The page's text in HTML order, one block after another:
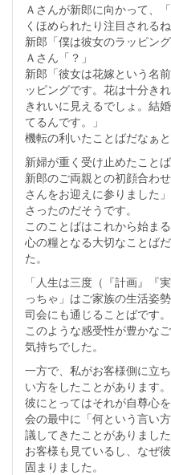
Ａさんが新郎に向かって、
くほめられたり注目されるね
新郎「僕は彼女のラッピング
Ａさん「？」
新郎「彼女は花嫁という名
ッピングです。花は十分き
きれいに見えるでしょ。結
てるんです。」
機転の利いたことばだなぁと
新婦が重く受け止めたこと
新郎のご両親との初顔合わ
さんをお迎えに参りました
さったのだそうです。
このことばはこれから始ま
心の糧となる大切なことば
た。
「人生は三度（『計画』『
っちゃ」はご家族の生活姿勢
司会にも通じることばです。
このような感受性が豊かな
気持ちでした。
一方で、私がお客様側に立
い方をしたことがあります。
彼にとってはそれが自尊心
会の最中に「何という言い
議してきたことがありました
お客様も見ているし、なぜ
固まりました。